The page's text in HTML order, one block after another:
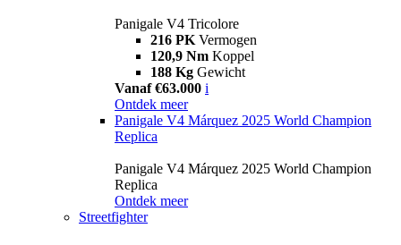
Panigale V4 Tricolore
216 PK Vermogen
120,9 Nm Koppel
188 Kg Gewicht
Vanaf €63.000 i
Ontdek meer
Panigale V4 Márquez 2025 World Champion
Replica
Panigale V4 Márquez 2025 World Champion
Replica
Ontdek meer
Streetfighter